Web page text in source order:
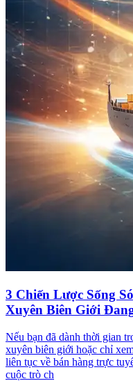
3 Chiến Lược Sống
Xuyên Biên Giới
Nếu bạn đã dành thời gian
xuyên biên giới hoặc chỉ
liên tục về bán hàng trực
cuộc trò ch